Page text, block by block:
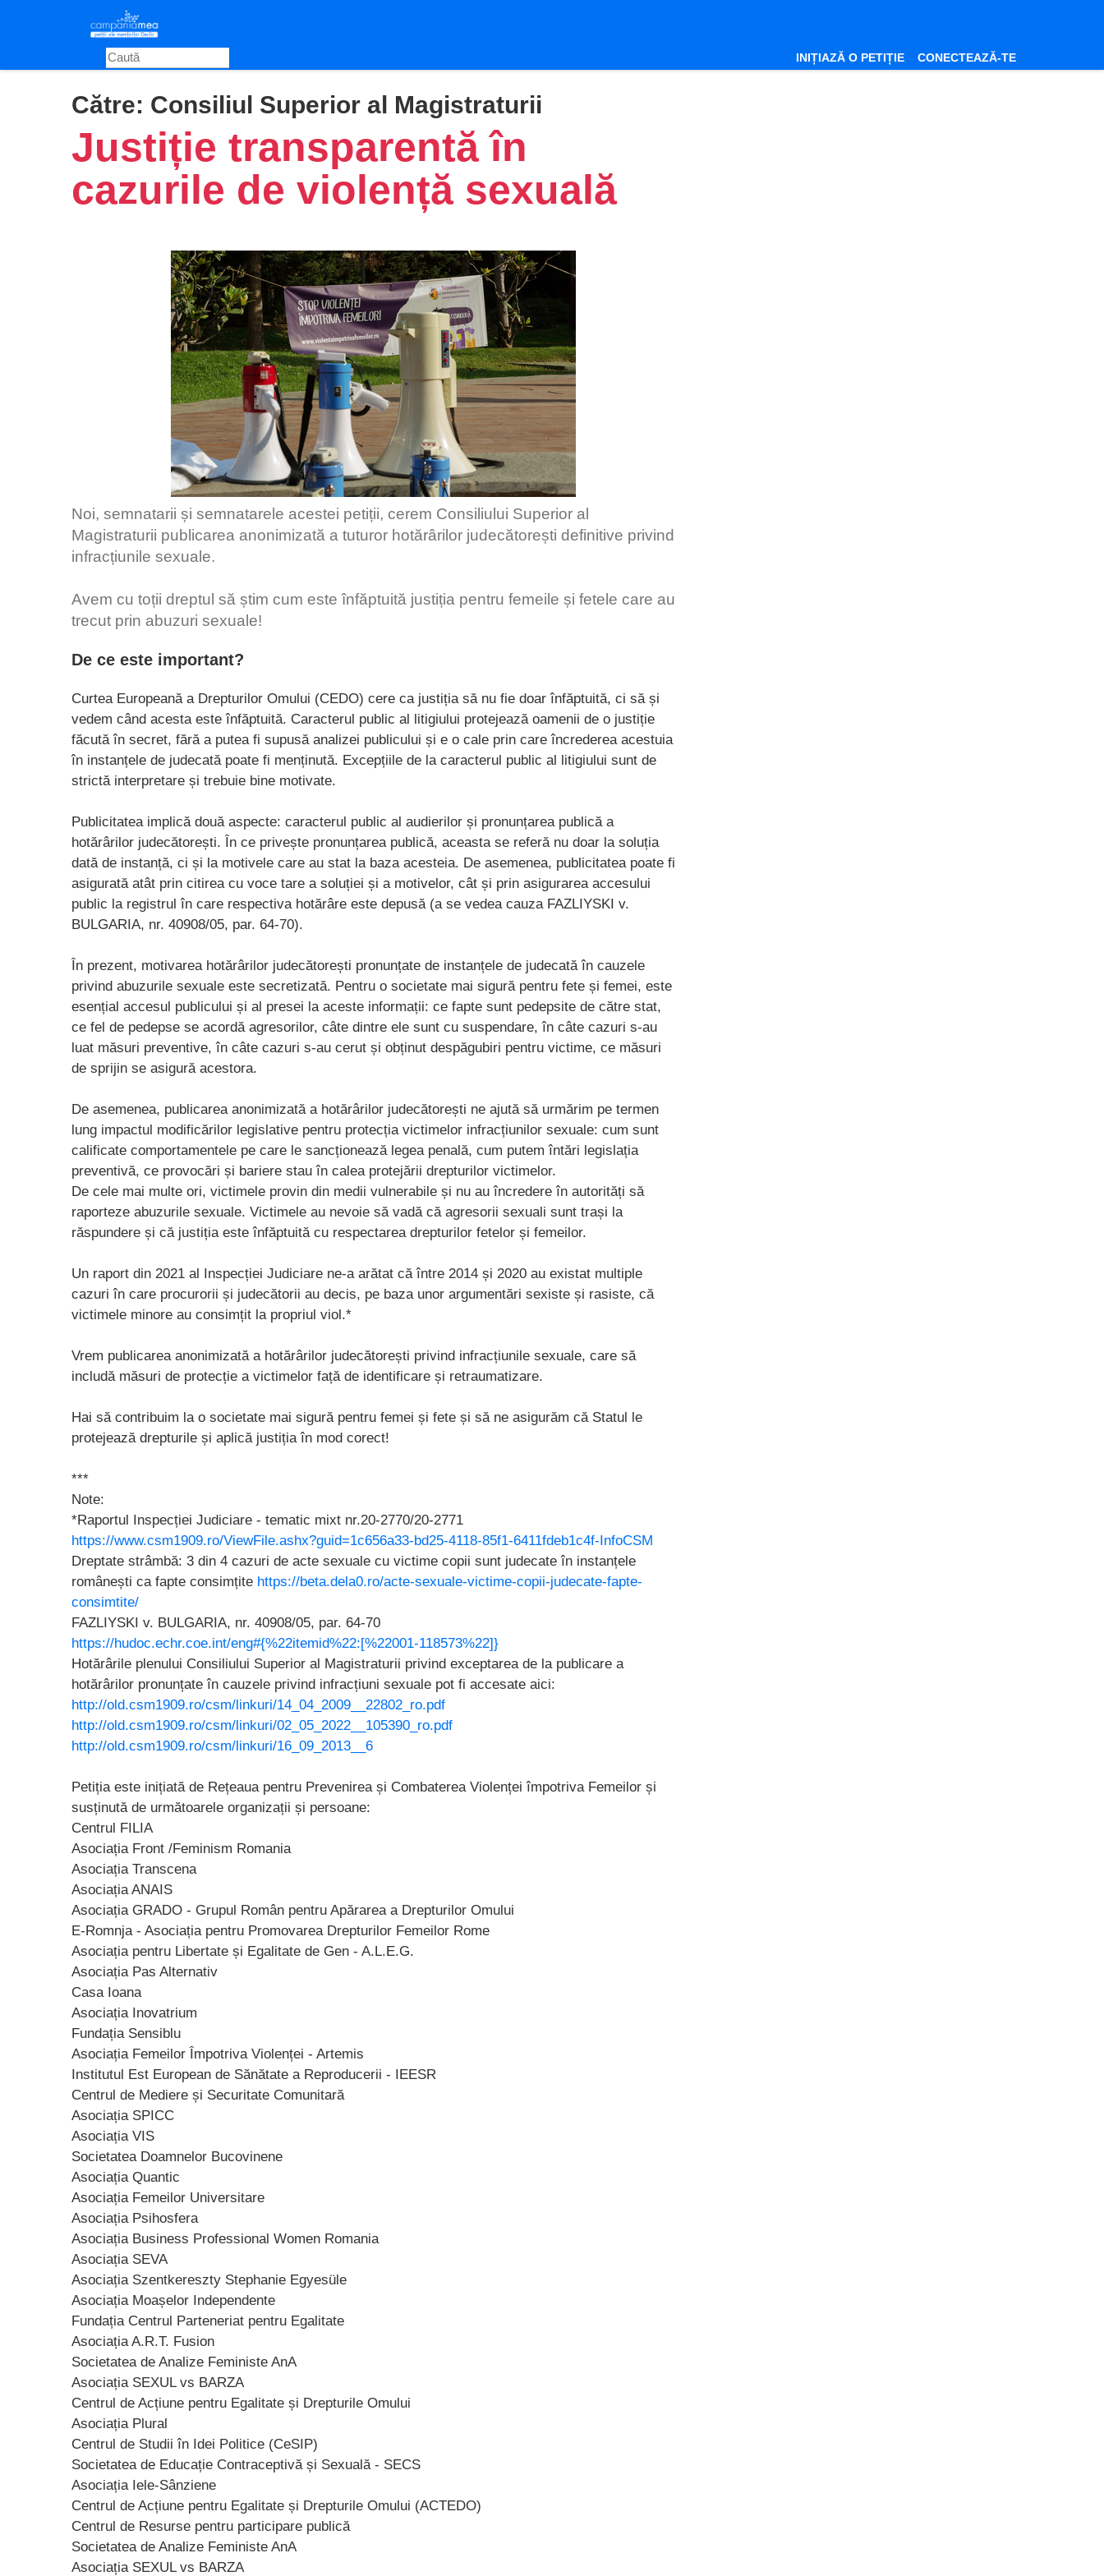
content
INIȚIAZĂ O PETIȚIE CONECTEAZĂ-TE
Către: Consiliul Superior al Magistraturii
Justiție transparentă în
cazurile de violență sexuală
Noi, semnatarii și semnatarele acestei petiții, cerem Consiliului Superior al
Magistraturii publicarea anonimizată a tuturor hotărârilor judecătorești definitive privind
infracțiunile sexuale.
Avem cu toții dreptul să știm cum este înfăptuită justiția pentru femeile și fetele care au
trecut prin abuzuri sexuale!
De ce este important?
Curtea Europeană a Drepturilor Omului (CEDO) cere ca justiția să nu fie doar înfăptuită, ci să și
vedem când acesta este înfăptuită. Caracterul public al litigiului protejează oamenii de o justiție
făcută în secret, fără a putea fi supusă analizei publicului și e o cale prin care încrederea acestuia
în instanțele de judecată poate fi menținută. Excepțiile de la caracterul public al litigiului sunt de
strictă interpretare și trebuie bine motivate.
Publicitatea implică două aspecte: caracterul public al audierilor și pronunțarea publică a
hotărârilor judecătorești. În ce privește pronunțarea publică, aceasta se referă nu doar la soluția
dată de instanță, ci și la motivele care au stat la baza acesteia. De asemenea, publicitatea poate fi
asigurată atât prin citirea cu voce tare a soluției și a motivelor, cât și prin asigurarea accesului
public la registrul în care respectiva hotărâre este depusă (a se vedea cauza FAZLIYSKI v.
BULGARIA, nr. 40908/05, par. 64-70).
În prezent, motivarea hotărârilor judecătorești pronunțate de instanțele de judecată în cauzele
privind abuzurile sexuale este secretizată. Pentru o societate mai sigură pentru fete și femei, este
esențial accesul publicului și al presei la aceste informații: ce fapte sunt pedepsite de către stat,
ce fel de pedepse se acordă agresorilor, câte dintre ele sunt cu suspendare, în câte cazuri s-au
luat măsuri preventive, în câte cazuri s-au cerut și obținut despăgubiri pentru victime, ce măsuri
de sprijin se asigură acestora.
De asemenea, publicarea anonimizată a hotărârilor judecătorești ne ajută să urmărim pe termen
lung impactul modificărilor legislative pentru protecția victimelor infracțiunilor sexuale: cum sunt
calificate comportamentele pe care le sancționează legea penală, cum putem întări legislația
preventivă, ce provocări și bariere stau în calea protejării drepturilor victimelor.
De cele mai multe ori, victimele provin din medii vulnerabile și nu au încredere în autorități să
raporteze abuzurile sexuale. Victimele au nevoie să vadă că agresorii sexuali sunt trași la
răspundere și că justiția este înfăptuită cu respectarea drepturilor fetelor și femeilor.
Un raport din 2021 al Inspecției Judiciare ne-a arătat că între 2014 și 2020 au existat multiple
cazuri în care procurorii și judecătorii au decis, pe baza unor argumentări sexiste și rasiste, că
victimele minore au consimțit la propriul viol.*
Vrem publicarea anonimizată a hotărârilor judecătorești privind infracțiunile sexuale, care să
includă măsuri de protecție a victimelor față de identificare și retraumatizare.
Hai să contribuim la o societate mai sigură pentru femei și fete și să ne asigurăm că Statul le
protejează drepturile și aplică justiția în mod corect!
***
Note:
*Raportul Inspecției Judiciare - tematic mixt nr.20-2770/20-2771
https://www.csm1909.ro/ViewFile.ashx?guid=1c656a33-bd25-4118-85f1-6411fdeb1c4f-InfoCSM
Dreptate strâmbă: 3 din 4 cazuri de acte sexuale cu victime copii sunt judecate în instanțele
românești ca fapte consimțite https://beta.dela0.ro/acte-sexuale-victime-copii-judecate-fapte-
consimtite/
FAZLIYSKI v. BULGARIA, nr. 40908/05, par. 64-70
https://hudoc.echr.coe.int/eng#{%22itemid%22:[%22001-118573%22]}
Hotărârile plenului Consiliului Superior al Magistraturii privind exceptarea de la publicare a
hotărârilor pronunțate în cauzele privind infracțiuni sexuale pot fi accesate aici:
http://old.csm1909.ro/csm/linkuri/14_04_2009__22802_ro.pdf
http://old.csm1909.ro/csm/linkuri/02_05_2022__105390_ro.pdf
http://old.csm1909.ro/csm/linkuri/16_09_2013__6
Petiția este inițiată de Rețeaua pentru Prevenirea și Combaterea Violenței împotriva Femeilor și
susținută de următoarele organizații și persoane:
Centrul FILIA
Asociația Front /Feminism Romania
Asociația Transcena
Asociația ANAIS
Asociația GRADO - Grupul Român pentru Apărarea a Drepturilor Omului
E-Romnja - Asociația pentru Promovarea Drepturilor Femeilor Rome
Asociația pentru Libertate și Egalitate de Gen - A.L.E.G.
Asociația Pas Alternativ
Casa Ioana
Asociația Inovatrium
Fundația Sensiblu
Asociația Femeilor Împotriva Violenței - Artemis
Institutul Est European de Sănătate a Reproducerii - IEESR
Centrul de Mediere și Securitate Comunitară
Asociația SPICC
Asociația VIS
Societatea Doamnelor Bucovinene
Asociația Quantic
Asociația Femeilor Universitare
Asociația Psihosfera
Asociația Business Professional Women Romania
Asociația SEVA
Asociația Szentkereszty Stephanie Egyesüle
Asociația Moașelor Independente
Fundația Centrul Parteneriat pentru Egalitate
Asociația A.R.T. Fusion
Societatea de Analize Feministe AnA
Asociația SEXUL vs BARZA
Centrul de Acțiune pentru Egalitate și Drepturile Omului
Asociația Plural
Centrul de Studii în Idei Politice (CeSIP)
Societatea de Educație Contraceptivă și Sexuală - SECS
Asociația Iele-Sânziene
Centrul de Acțiune pentru Egalitate și Drepturile Omului (ACTEDO)
Centrul de Resurse pentru participare publică
Societatea de Analize Feministe AnA
Asociația SEXUL vs BARZA